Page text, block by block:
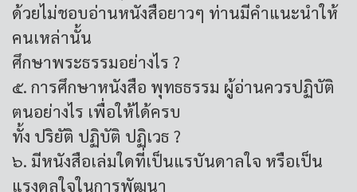
ด้วยไม่ชอบอ่านหนังสือยาวๆ ท่านมีคำแนะนำให้
คนเหล่านั้น
ศึกษาพระธรรมอย่างไร ?
๕. การศึกษาหนังสือ พุทธธรรม ผู้อ่านควรปฏิบัติ
ตนอย่างไร เพื่อให้ได้ครบ
ทั้ง ปริยัติ ปฏิบัติ ปฏิเวธ ?
๖. มีหนังสือเล่มใดที่เป็นแรบันดาลใจ หรือเป็น
แรงดลใจในการพัฒนา